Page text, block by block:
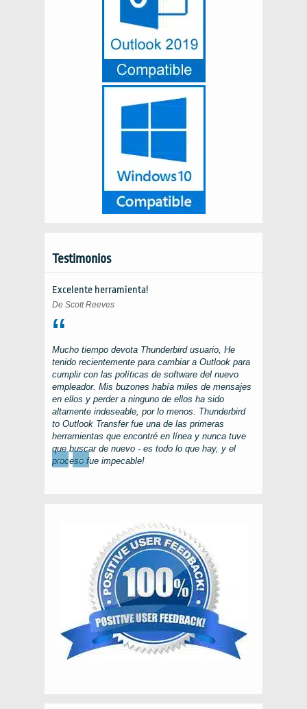
Testimonios
Excelente herramienta!
De Scott Reeves
Mucho tiempo devota Thunderbirdusuario, He
tenido recientemente para cambiar a Outlook para
cumplir con las políticas de software del nuevo
empleador. Mis buzones había miles de mensajes
en ellos y perder a ninguno de ellos ha sido
altamente indeseable, por lo menos. Thunderbird
to Outlook Transferfue una de las primeras
herramientas que encontré en línea y nunca tuve
que buscar de nuevo - es todo lo que hay, y el
proceso fue impecable!
← →